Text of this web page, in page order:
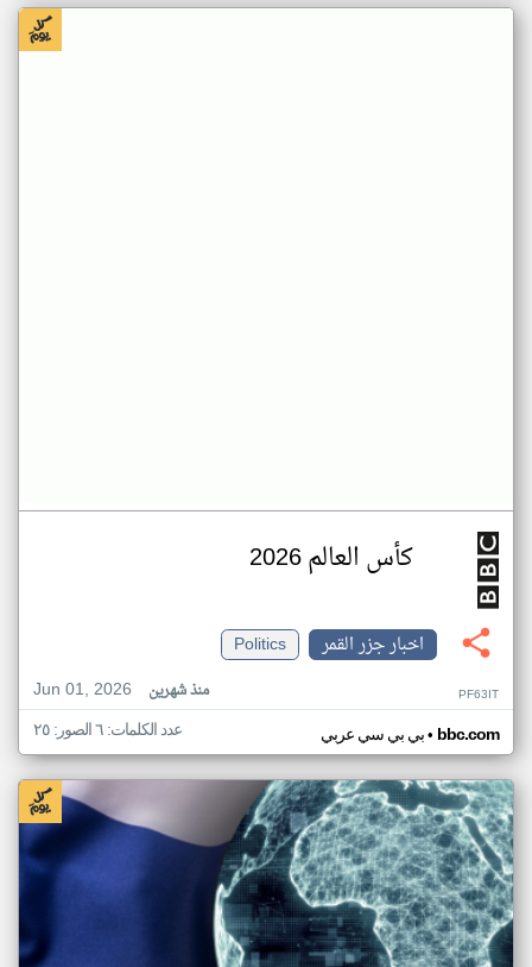
كأس العالم 2026
اخبار جزر القمر
Politics
Jun 01, 2026
منذ شهرين PF63IT
بي بي سي عربي• bbc.com عدد الكلمات: ٦ الصور: ٢٥